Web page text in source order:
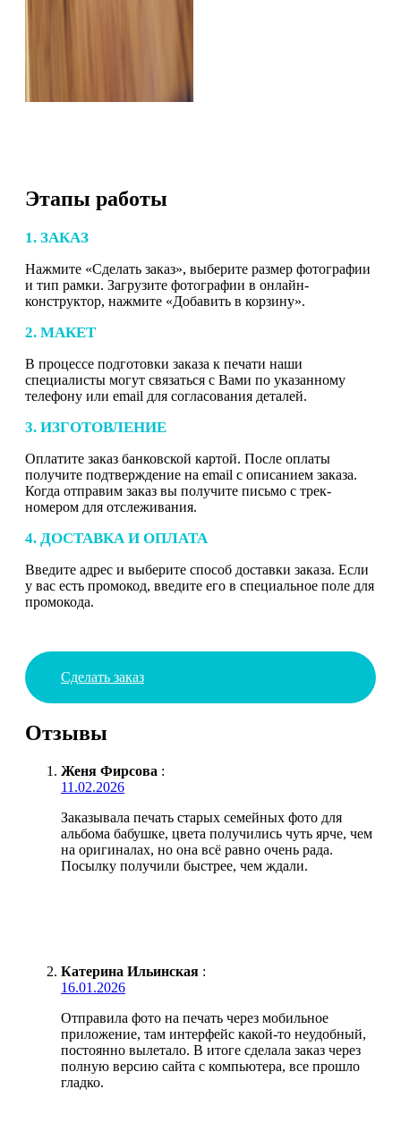
Этапы работы
1. ЗАКАЗ
Нажмите «Сделать заказ», выберите размер фотографии
и тип рамки. Загрузите фотографии в онлайн-
конструктор, нажмите «Добавить в корзину».
2. МАКЕТ
В процессе подготовки заказа к печати наши
специалисты могут связаться с Вами по указанному
телефону или email для согласования деталей.
3. ИЗГОТОВЛЕНИЕ
Оплатите заказ банковской картой. После оплаты
получите подтверждение на email с описанием заказа.
Когда отправим заказ вы получите письмо с трек-
номером для отслеживания.
4. ДОСТАВКА И ОПЛАТА
Введите адрес и выберите способ доставки заказа. Если
у вас есть промокод, введите его в специальное поле для
промокода.
Сделать заказ
Отзывы
Женя Фирсова :
11.02.2026
Заказывала печать старых семейных фото для
альбома бабушке, цвета получились чуть ярче, чем
на оригиналах, но она всё равно очень рада.
Посылку получили быстрее, чем ждали.
Катерина Ильинская :
16.01.2026
Отправила фото на печать через мобильное
приложение, там интерфейс какой-то неудобный,
постоянно вылетало. В итоге сделала заказ через
полную версию сайта с компьютера, все прошло
гладко.